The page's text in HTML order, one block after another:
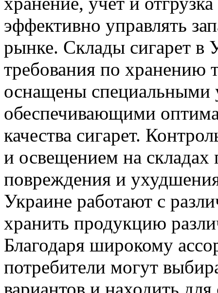
эффективно управлять
рынке. Склады сигарет в
требования по хранению
оснащены специальными
обеспечивающими
качества сигарет.
и освещением на складах
повреждения и
Украине работают с
хранить продукцию
Благодаря широкому
потребители могут